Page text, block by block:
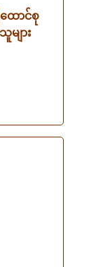
ထောင်စု
များ